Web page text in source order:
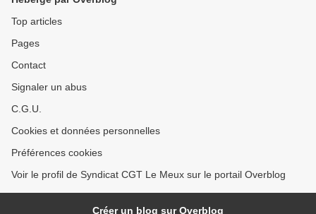
Top articles
Pages
Contact
Signaler un abus
C.G.U.
Cookies et données personnelles
Préférences cookies
Voir le profil de Syndicat CGT Le Meux sur le portail Overblog
Créer un blog sur Overblog